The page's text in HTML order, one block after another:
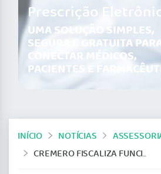
Prescrição
UMA SOLUÇÃO SIMPLES,
SEGURA E GRATUITA
CONECTAR MÉDICOS,
PACIENTES E
INÍCIO NOTÍCIAS
CREMERO FISCALIZA FUNCIONAMENTO DO CEMETRON